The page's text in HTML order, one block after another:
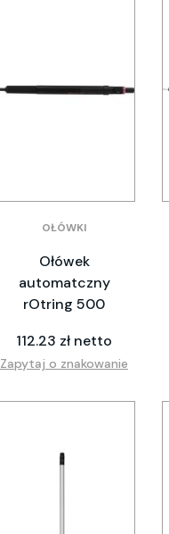
OŁÓWKI
Ołówek
automatczny
rOtring 500
112.23 zł netto
Zapytaj o znakowanie